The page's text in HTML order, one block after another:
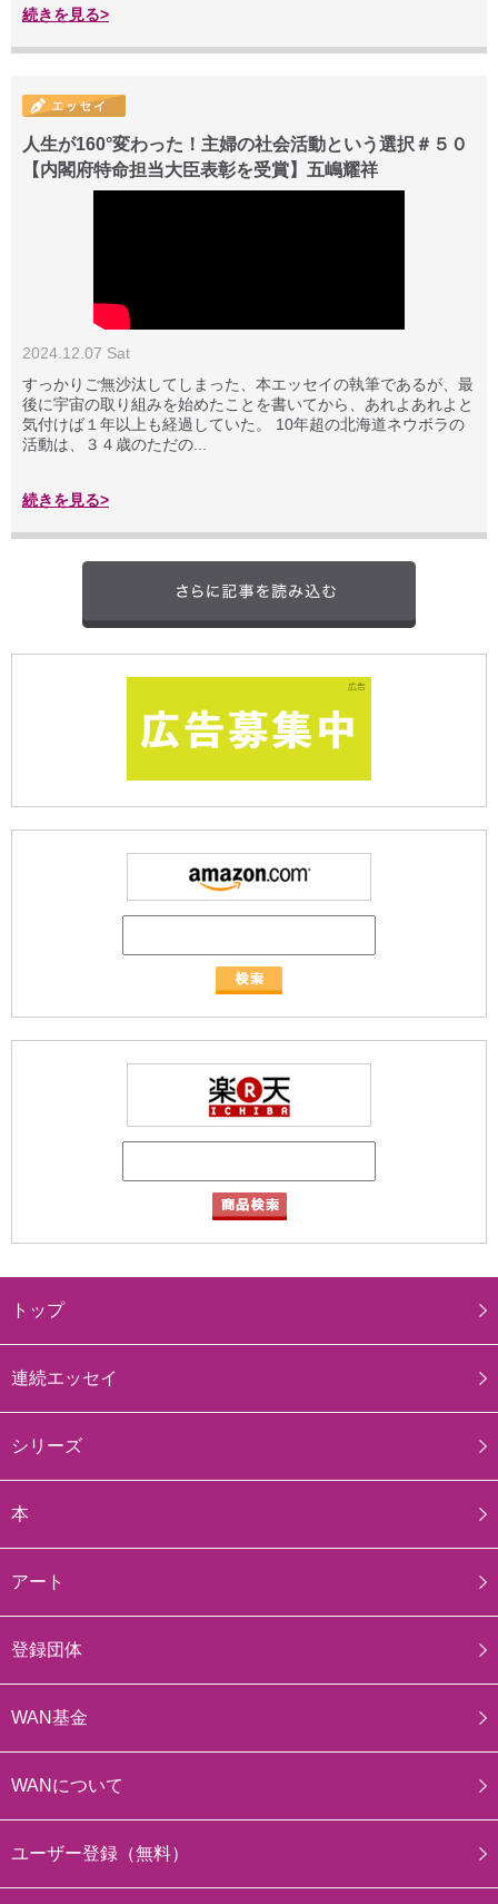
続きを見る>
人生が160°変わった！主婦の社会活動という選択＃５０
【内閣府特命担当大臣表彰を受賞】五嶋耀祥
2024.12.07 Sat
すっかりご無沙汰してしまった、本エッセイの執筆であるが、最
後に宇宙の取り組みを始めたことを書いてから、あれよあれよと
気付けば１年以上も経過していた。 10年超の北海道ネウボラの
活動は、３４歳のただの...
続きを見る>
トップ
連続エッセイ
シリーズ
本
アート
登録団体
WAN基金
WANについて
ユーザー登録（無料）